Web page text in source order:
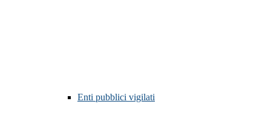
Enti pubblici vigilati